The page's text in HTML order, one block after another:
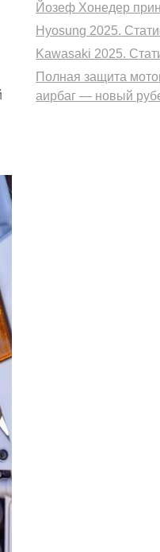
Йозеф Хонедер
Hyosung 2025.
Kawasaki 2025.
Полная защита
аирбаг — новый